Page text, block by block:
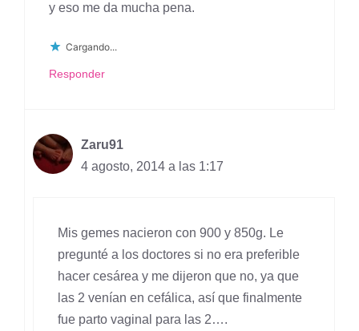
y eso me da mucha pena.
Cargando...
Responder
Zaru91
4 agosto, 2014 a las 1:17
Mis gemes nacieron con 900 y 850g. Le
pregunté a los doctores si no era preferible
hacer cesárea y me dijeron que no, ya que
las 2 venían en cefálica, así que finalmente
fue parto vaginal para las 2….